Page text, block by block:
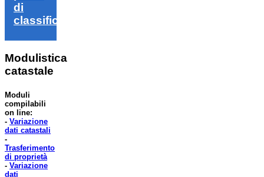
di
classifica
Modulistica
catastale
Moduli
compilabili
on line:
- Variazione
dati catastali
-
Trasferimento
di proprietà
- Variazione
dati